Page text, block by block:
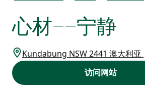
心材——宁静
Kundabung NSW 2441 澳大利亚
访问网站